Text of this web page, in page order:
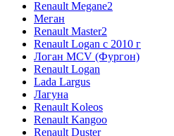
Renault Megane2
Меган
Renault Master2
Renault Logan c 2010 г
Логан МСV (Фургон)
Renault Logan
Lada Largus
Лагуна
Renault Koleos
Renault Kangoo
Renault Duster